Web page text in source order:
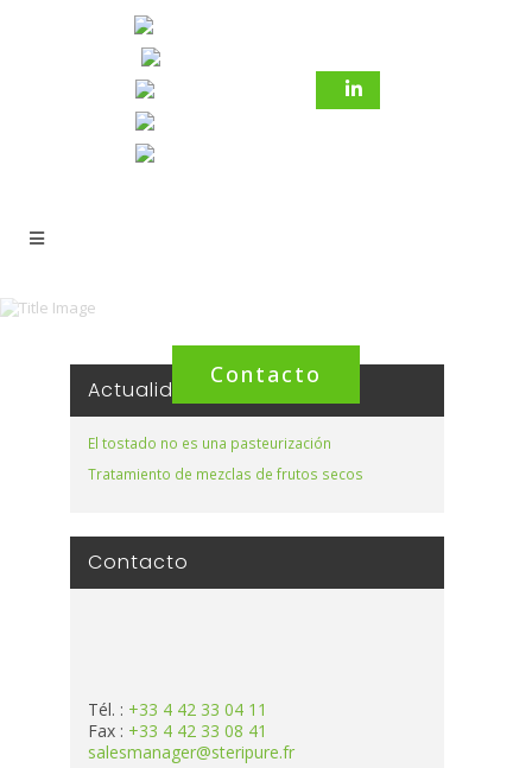
Contacto
Actualidad
El tostado no es una pasteurización
Tratamiento de mezclas de frutos secos
Contacto
Tél. : +33 4 42 33 04 11
Fax : +33 4 42 33 08 41
salesmanager@steripure.fr